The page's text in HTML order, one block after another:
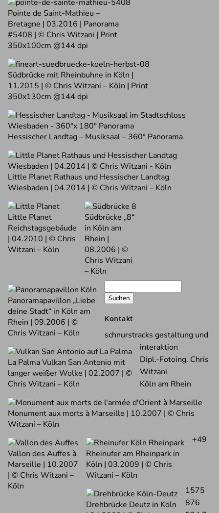
Pointe de Saint-Mathieu –
Bretagne | 03.2016 | Panorama
#5408 | © Chris Witzani | Print
350x100cm @144 dpi
Südbrücke mit Rheinbuhne in Köln |
11.2015 | © Chris Witzani – Köln | Print
350x130cm @144 dpi
Hessischer Landtag – Musiksaal – 360° Panorama
Little Planet Rathaus und Hessischer Landtag
Wiesbaden | 04.2014 | © Chris Witzani – Köln
Little Planet
Reichstagsgebäude
| 04.2010 | © Chris
Witzani – Köln
Südbrücke „8“
in Köln am
Rhein |
08.2006 | ©
Chris Witzani
– Köln
Panoramapavillon „Liebe
deine Stadt“ in Köln am
Rhein | 09.2006 | ©
Chris Witzani – Köln
La Palma Vulkan San Antonio mit
langer weißer Wolke | 02.2007 | ©
Chris Witzani – Köln
Monument aux morts à Marseille | 10.2007 | © Chris
Witzani – Köln
Vallon des Auffes à
Marseille | 10.2007
| © Chris Witzani –
Köln
Rheinufer am Rheinpark in
Köln | 03.2009 | © Chris
Witzani – Köln
Drehbrücke Deutz in Köln
nach:
Kontakt
schnurstracks gestaltung und
interaktion
Dipl.-Fotoing. Chris
Witzani
Köln am Rhein
+49
1575
876